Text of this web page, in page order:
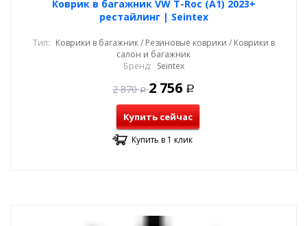
Коврик в багажник VW T-Roc (A1) 2023+
рестайлинг | Seintex
Тип: Коврики в багажник / Резиновые коврики / Коврики в
салон и багажник
Бренд: Seintex
2 870 Р 2 756 Р
Купить сейчас
Купить в 1 клик